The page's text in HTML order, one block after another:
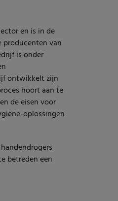
en is in de
producenten van
is onder
ontwikkelt zijn
hoort aan te
de eisen voor
oplossingen
betreden een